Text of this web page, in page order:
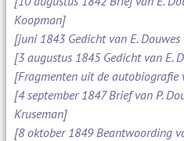
Koopman]
[juni 1843 Gedicht van E. Douwes
[3 augustus 1845 Gedicht van E.
[Fragmenten uit de autobiografie
[4 september 1847 Brief van P.
Kruseman]
[8 oktober 1849 Beantwoording